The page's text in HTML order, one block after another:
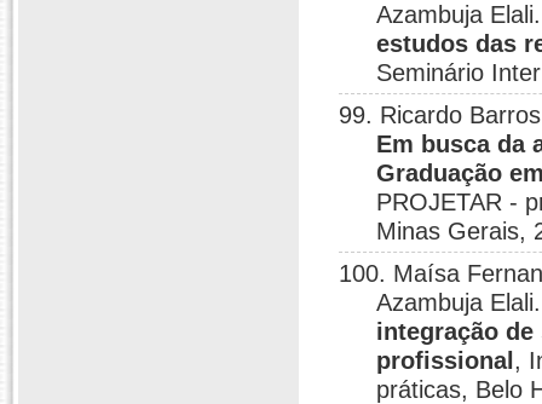
Azambuja
estudos das
Seminário
99. Ricardo
Em busca da
Graduação
PROJETAR -
Minas Gerais,
100. Maísa
Azambuja
integração
profissional ,
práticas, Belo